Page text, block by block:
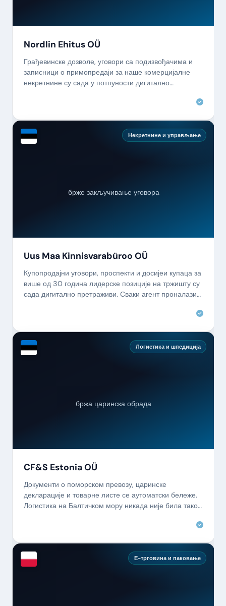
Nordlin Ehitus OÜ
Грађевинске дозволе, уговори са подизвођачима и
записници о примопредаји за наше комерцијалне
некретнине су сада у потпуности дигитално
Некретнине и управљање
брже закључивање уговора
Uus Maa Kinnisvarabüroo OÜ
Купопродајни уговори, проспекти и досијеи купаца за
више од 30 година лидерске позиције на тржишту су
сада дигитално претраживи. Сваки агент проналази
Логистика и шпедиција
бржа царинска обрада
CF&S Estonia OÜ
Документи о поморском превозу, царинске
декларације и товарне листе се аутоматски бележе.
Логистика на Балтичком мору никада није била тако
Е-трговина и паковање